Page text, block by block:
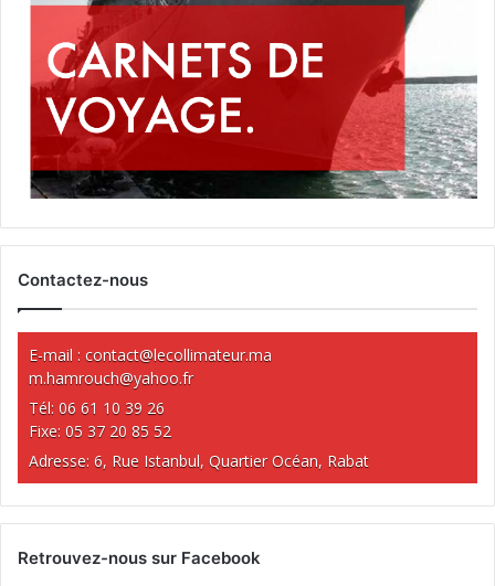
Contactez-nous
E-mail : contact@lecollimateur.ma
m.hamrouch@yahoo.fr
Tél: 06 61 10 39 26
Fixe: 05 37 20 85 52
Adresse: 6, Rue Istanbul, Quartier Océan, Rabat
Retrouvez-nous sur Facebook